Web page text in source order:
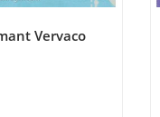
Vervaco